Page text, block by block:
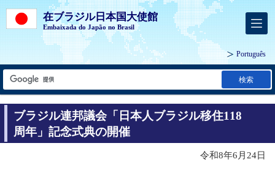
在ブラジル日本国大使館
Embaixada do Japão no Brasil
Português
検索
ブラジル連邦議会「日本人ブラジル移住118
周年」記念式典の開催
令和8年6月24日